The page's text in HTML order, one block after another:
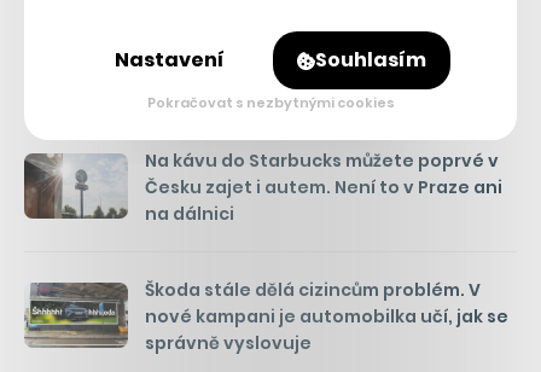
DALŠÍ RYCHLÉ ZPRÁVY
Na kávu do Starbucks můžete poprvé v
Česku zajet i autem. Není to v Praze ani
na dálnici
Škoda stále dělá cizincům problém. V
nové kampani je automobilka učí, jak se
správně vyslovuje
Nastavení Souhlasím
Pokračovat s nezbytnými cookies